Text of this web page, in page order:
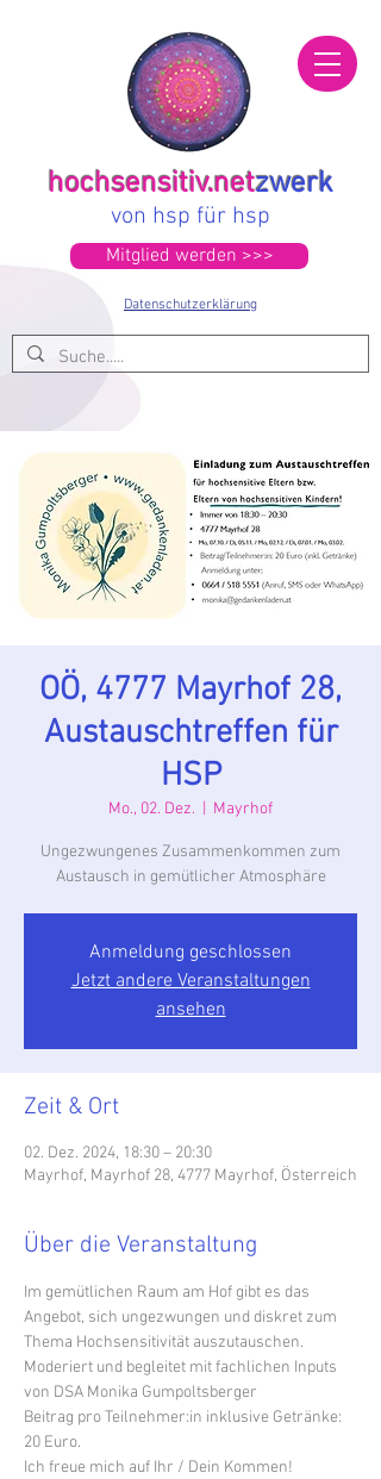
hochsensitiv.netzwerk
von hsp für hsp
Datenschutzerklärung
Mitglied werden >>>
OÖ, 4777 Mayrhof 28,
Austauschtreffen für
HSP
Mo., 02. Dez. Mayrhof
Ungezwungenes Zusammenkommen zum
Austausch in gemütlicher Atmosphäre
Anmeldung geschlossen
Jetzt andere Veranstaltungen
ansehen
Zeit & Ort
02. Dez. 2024, 18:30 – 20:30
Mayrhof, Mayrhof 28, 4777 Mayrhof, Österreich
Über die Veranstaltung
Im gemütlichen Raum am Hof gibt es das
Angebot, sich ungezwungen und diskret zum
Thema Hochsensitivität auszutauschen.
Moderiert und begleitet mit fachlichen Inputs
von DSA Monika Gumpoltsberger
Beitrag pro Teilnehmer:in inklusive Getränke:
20 Euro.
Ich freue mich auf Ihr / Dein Kommen!